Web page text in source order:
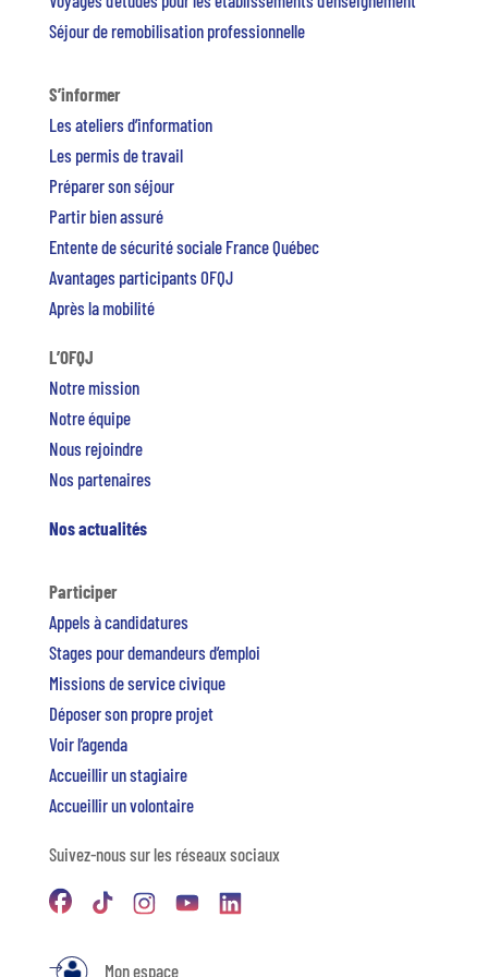
Séjour de remobilisation professionnelle
S’informer
Les ateliers d’information
Les permis de travail
Préparer son séjour
Partir bien assuré
Entente de sécurité sociale France Québec
Avantages participants OFQJ
Après la mobilité
L’OFQJ
Notre mission
Notre équipe
Nous rejoindre
Nos partenaires
Nos actualités
Participer
Appels à candidatures
Stages pour demandeurs d’emploi
Missions de service civique
Déposer son propre projet
Voir l’agenda
Accueillir un stagiaire
Accueillir un volontaire
Suivez-nous sur les réseaux sociaux
Mon espace